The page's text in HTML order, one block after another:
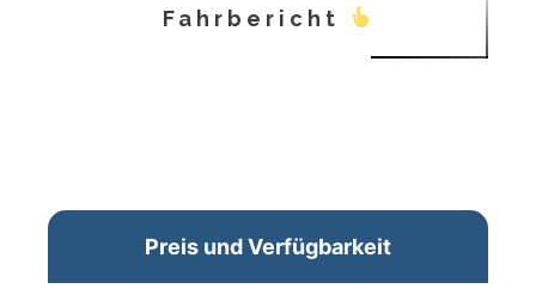
Fahrbericht
Preis und Verfügbarkeit